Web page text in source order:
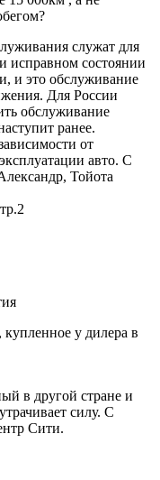
служат для
исправном состоянии
и это обслуживание
Для России
обслуживание
ранее.
от
авто. С
Тойота
купленное у дилера в
в другой стране и
силу. С
Сити.